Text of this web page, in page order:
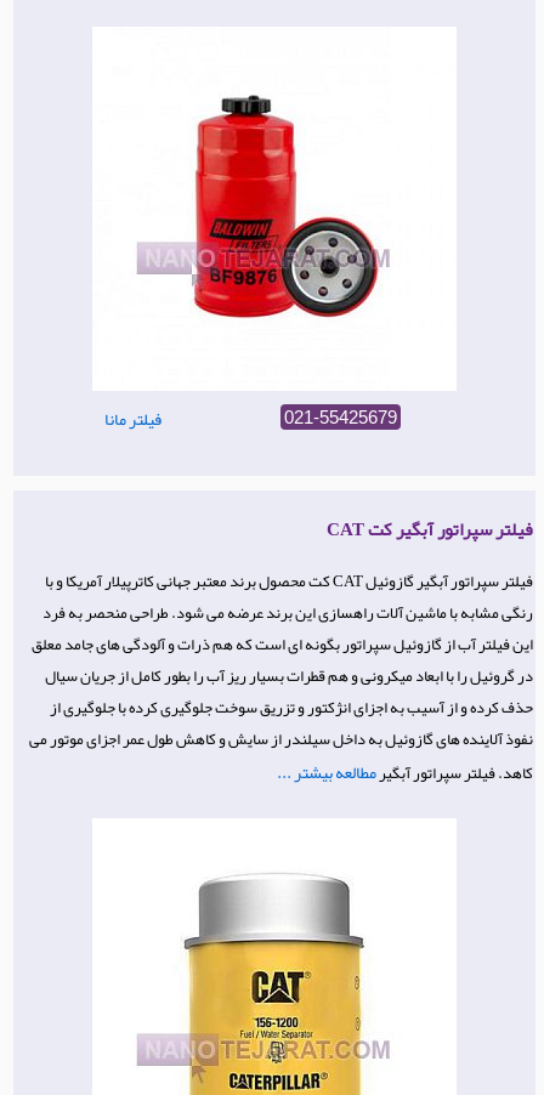
فیلتر مانا 021-55425679
فیلتر سپراتور آبگیر کت CAT
فیلتر سپراتور آبگیر گازوئیل CAT کت محصول برند معتبر جهانی کاترپیلار آمریکا و با
رنگی مشابه با ماشین آلات راهسازی این برند عرضه می شود. طراحی منحصر به فرد
این فیلتر آب از گازوئیل سپراتور بگونه ای است که هم ذرات و آلودگی های جامد معلق
در گروئیل را با ابعاد میکرونی و هم قطرات بسیار ریز آب را بطور کامل از جریان سیال
حذف کرده و از آسیب به اجزای انژکتور و تزریق سوخت جلوگیری کرده با جلوگیری از
نفوذ آلاینده های گازوئیل به داخل سیلندر از سایش و کاهش طول عمر اجزای موتور می
کاهد. فیلتر سپراتور آبگیرمطالعه بیشتر ...